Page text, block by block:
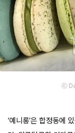
ⓒ
‘예니롱’은 합정동에